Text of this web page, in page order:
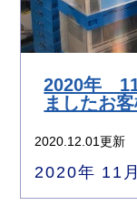
2020年 11
ましたお客
2020.12.01更新
2020年 11